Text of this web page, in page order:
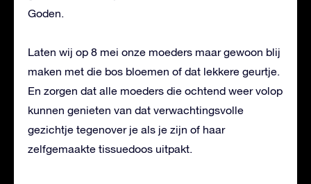
Goden.
Laten wij op 8 mei onze moeders maar gewoon blij
maken met die bos bloemen of dat lekkere geurtje.
En zorgen dat alle moeders die ochtend weer volop
kunnen genieten van dat verwachtingsvolle
gezichtje tegenover je als je zijn of haar
zelfgemaakte tissuedoos uitpakt.